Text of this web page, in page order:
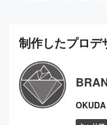
制作したプロデ
OKUDA